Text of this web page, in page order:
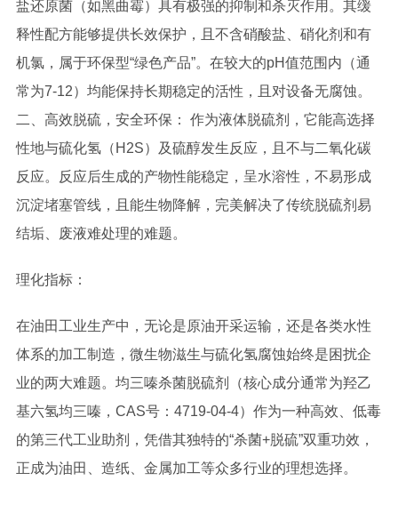
盐还原菌（如黑曲霉）具有极强的抑制和杀灭作用。其缓
释性配方能够提供长效保护，且不含硝酸盐、硝化剂和有
机氯，属于环保型“绿色产品”。在较大的pH值范围内（通
常为7-12）均能保持长期稳定的活性，且对设备无腐蚀。
二、高效脱硫，安全环保： 作为液体脱硫剂，它能高选择
性地与硫化氢（H2S）及硫醇发生反应，且不与二氧化碳
反应。反应后生成的产物性能稳定，呈水溶性，不易形成
沉淀堵塞管线，且能生物降解，完美解决了传统脱硫剂易
结垢、废液难处理的难题。
理化指标：
在油田工业生产中，无论是原油开采运输，还是各类水性
体系的加工制造，微生物滋生与硫化氢腐蚀始终是困扰企
业的两大难题。均三嗪杀菌脱硫剂（核心成分通常为羟乙
基六氢均三嗪，CAS号：4719-04-4）作为一种高效、低毒
的第三代工业助剂，凭借其独特的“杀菌+脱硫”双重功效，
正成为油田、造纸、金属加工等众多行业的理想选择。